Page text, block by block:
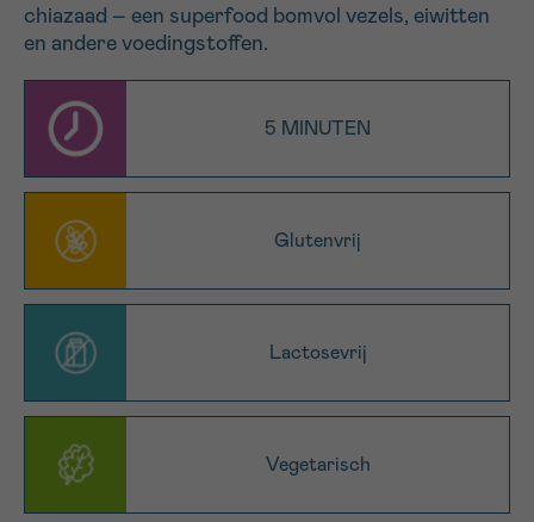
chiazaad – een superfood bomvol vezels, eiwitten
en andere voedingstoffen.
5 MINUTEN
Glutenvrij
Lactosevrij
Vegetarisch
VOORNAAM
Ja, stuur mij de nieuwsbrief
*VERPLICHT VELD
16h-18h
Verder